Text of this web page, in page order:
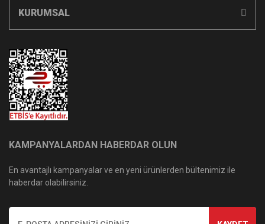
KURUMSAL
KAMPANYALARDAN HABERDAR OLUN
En avantajlı kampanyalar ve en yeni ürünlerden bültenimiz ile
haberdar olabilirsiniz.